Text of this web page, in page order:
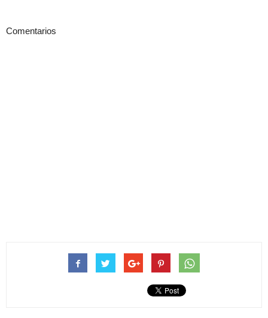
Comentarios